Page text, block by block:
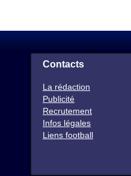
Contacts
La rédaction
Publicité
Recrutement
Infos légales
Liens football